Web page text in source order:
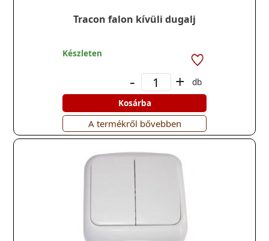
Tracon falon kívüli dugalj
Készleten
- +
db
Kosárba
A termékről bővebben